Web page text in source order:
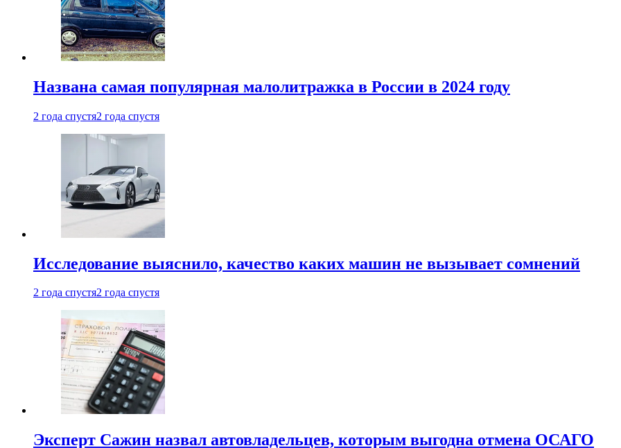
Названа самая популярная малолитражка в России в 2024 году
2 года спустя2 года спустя
Исследование выяснило, качество каких машин не вызывает сомнений
2 года спустя2 года спустя
Эксперт Сажин назвал автовладельцев, которым выгодна отмена ОСАГО